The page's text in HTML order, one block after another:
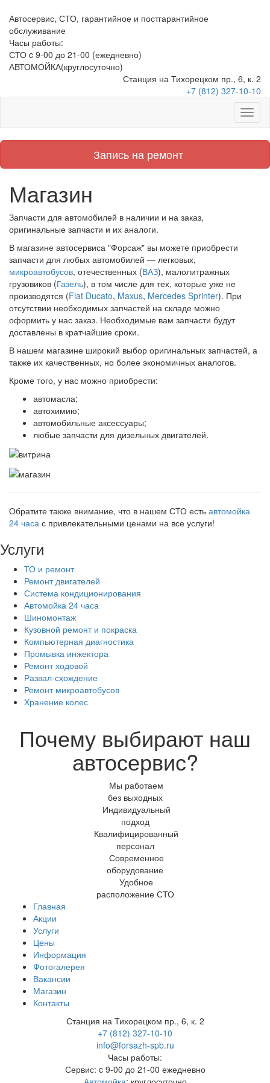
Автосервис, СТО, гарантийное и постгарантийное
обслуживание
Часы работы:
СТО c 9-00 до 21-00 (ежедневно)
АВТОМОЙКА(круглосуточно)
Станция на Тихорецком пр., 6, к. 2
+7 (812) 327-10-10
Запись на ремонт
Магазин
Запчасти для автомобилей в наличии и на заказ,
оригинальные запчасти и их аналоги.
В магазине автосервиса "Форсаж" вы можете приобрести
запчасти для любых автомобилей — легковых,
микроавтобусов, отечественных (ВАЗ), малолитражных
грузовиков (Газель), в том числе для тех, которые уже не
производятся (Fiat Ducato, Maxus, Mercedes Sprinter). При
отсутствии необходимых запчастей на складе можно
оформить у нас заказ. Необходимые вам запчасти будут
доставлены в кратчайшие сроки.
В нашем магазине широкий выбор оригинальных запчастей, а
также их качественных, но более экономичных аналогов.
Кроме того, у нас можно приобрести:
автомасла;
автохимию;
автомобильные аксессуары;
любые запчасти для дизельных двигателей.
Обратите также внимание, что в нашем СТО есть автомойка
24 часа с привлекательными ценами на все услуги!
Услуги
ТО и ремонт
Ремонт двигателей
Система кондиционирования
Автомойка 24 часа
Шиномонтаж
Кузовной ремонт и покраска
Компьютерная диагностика
Промывка инжектора
Ремонт ходовой
Развал-схождение
Ремонт микроавтобусов
Хранение колес
Почему выбирают наш
автосервис?
Мы работаем
без выходных
Индивидуальный
подход
Квалифицированный
персонал
Современное
оборудование
Удобное
расположение СТО
Главная
Акции
Услуги
Цены
Информация
Фотогалерея
Вакансии
Магазин
Контакты
Станция на Тихорецком пр., 6, к. 2
+7 (812) 327-10-10
info@forsazh-spb.ru
Часы работы:
Сервис: c 9-00 до 21-00 ежедневно